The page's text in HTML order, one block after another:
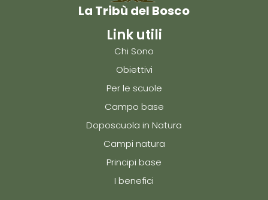
La Tribù del Bosco
Link utili
Chi Sono
Obiettivi
Per le scuole
Campo base
Doposcuola in Natura
Campi natura
Principi base
I benefici